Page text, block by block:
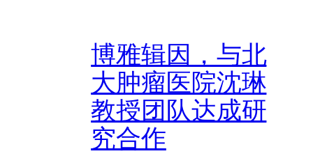
博雅辑因，与北
大肿瘤医院沈琳
教授团队达成研
究合作